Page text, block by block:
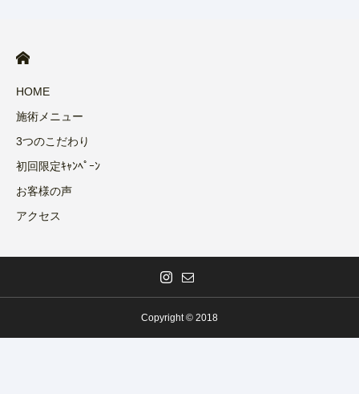
HOME
施術メニュー
3つのこだわり
初回限定ｷｬﾝﾍﾟｰﾝ
お客様の声
アクセス
Copyright © 2018